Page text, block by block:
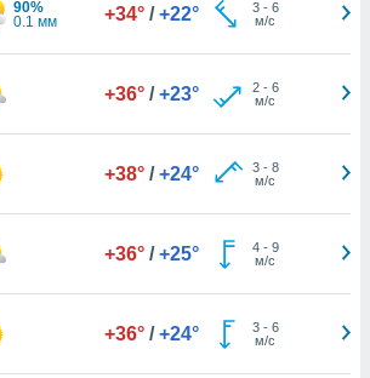
90%
0.1 мм
+34° / +22° 3- 6
м/с
+36° / +23° 2- 6
м/с
+38° / +24° 3- 8
м/с
+36° / +25° 4- 9
м/с
+36° / +24° 3- 6
м/с